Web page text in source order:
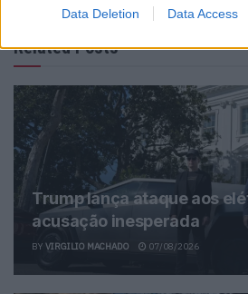
Data Deletion Data Access
Related Posts
Trump lança ataque aos
acusação inesperada
BY VIRGILIO MACHADO 07/08/2026